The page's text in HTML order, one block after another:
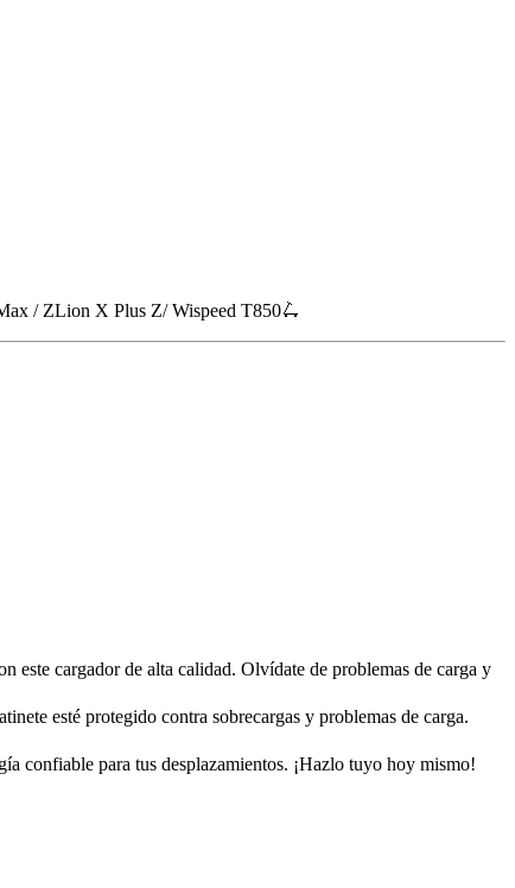
/ ZLion X Plus Z/ Wispeed T850🛴
este cargador de alta calidad. Olvídate de problemas de carga y
esté protegido contra sobrecargas y problemas de carga.
confiable para tus desplazamientos. ¡Hazlo tuyo hoy mismo!